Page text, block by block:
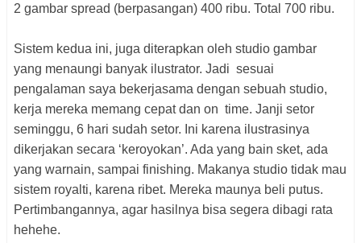
2 gambar spread (berpasangan) 400 ribu. Total 700 ribu.
Sistem kedua ini, juga diterapkan oleh studio gambar
yang menaungi banyak ilustrator. Jadi sesuai
pengalaman saya bekerjasama dengan sebuah studio,
kerja mereka memang cepat dan on time. Janji setor
seminggu, 6 hari sudah setor. Ini karena ilustrasinya
dikerjakan secara ‘keroyokan’. Ada yang bain sket, ada
yang warnain, sampai finishing. Makanya studio tidak mau
sistem royalti, karena ribet. Mereka maunya beli putus.
Pertimbangannya, agar hasilnya bisa segera dibagi rata
hehehe.